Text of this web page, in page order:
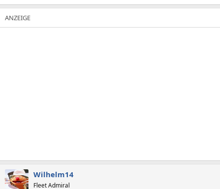
Wilhelm14
Fleet Admiral